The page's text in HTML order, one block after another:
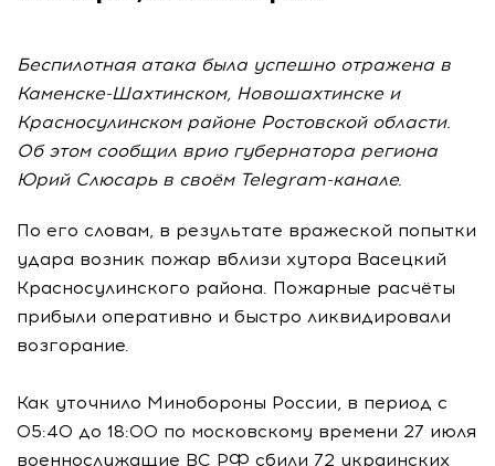
Беспилотная атака была успешно отражена в
Каменске-Шахтинском, Новошахтинске и
Красносулинском районе Ростовской области.
Об этом сообщил врио губернатора региона
Юрий Слюсарь в своём Telegram-канале.
По его словам, в результате вражеской попытки
удара возник пожар вблизи хутора Васецкий
Красносулинского района. Пожарные расчёты
прибыли оперативно и быстро ликвидировали
возгорание.
Как уточнило Минобороны России, в период с
05:40 до 18:00 по московскому времени 27 июля
военнослужащие ВС РФ сбили 72 украинских